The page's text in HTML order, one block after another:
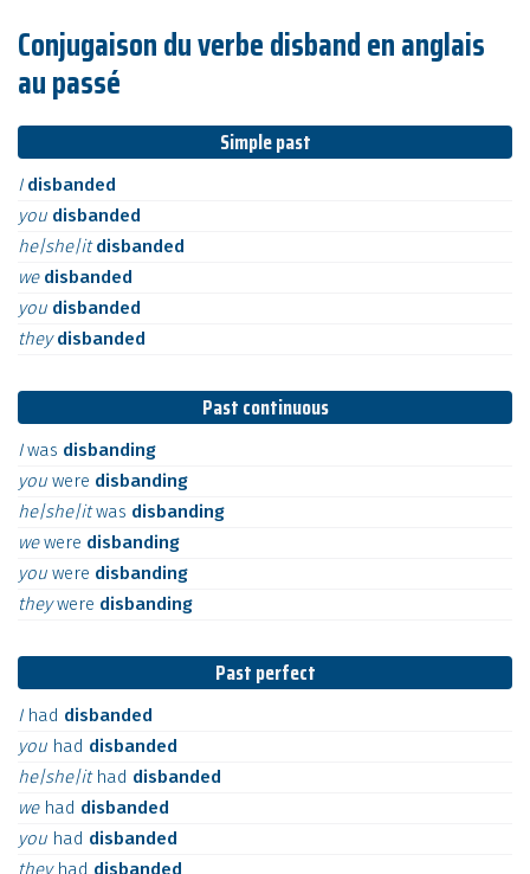
Conjugaison du verbe disband en anglais
au passé
Simple past
I disbanded
you disbanded
he|she|itdisbanded
we disbanded
you disbanded
theydisbanded
Past continuous
Iwas disbanding
you were disbanding
he|she|itwas disbanding
wewere disbanding
you were disbanding
theywere disbanding
Past perfect
I had disbanded
you had disbanded
he|she|it had disbanded
we had disbanded
you had disbanded
they had disbanded